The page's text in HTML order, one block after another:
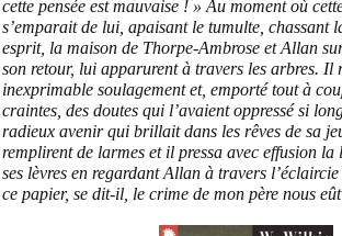
cette pensée est mauvaise ! » Au moment où
s’emparait de lui, apaisant le tumulte, chassant
esprit, la maison de Thorpe-Ambrose et Allan
son retour, lui apparurent à travers les arbres. Il
inexprimable soulagement et, emporté tout à
craintes, des doutes qui l’avaient oppressé si
radieux avenir qui brillait dans les rêves de sa
remplirent de larmes et il pressa avec effusion la
ses lèvres en regardant Allan à travers
ce papier, se dit-il, le crime de mon père nous